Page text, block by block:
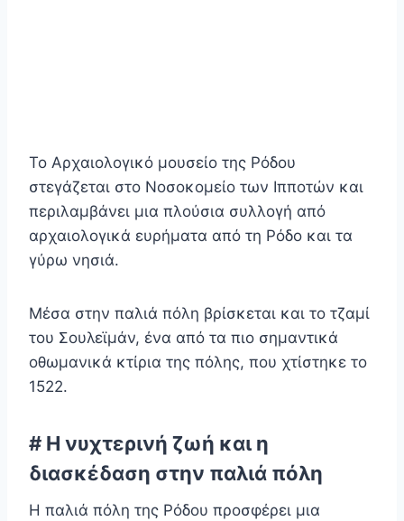
Το Αρχαιολογικό μουσείο της Ρόδου
στεγάζεται στο Νοσοκομείο των Ιπποτών και
περιλαμβάνει μια πλούσια συλλογή από
αρχαιολογικά ευρήματα από τη Ρόδο και τα
γύρω νησιά.
Μέσα στην παλιά πόλη βρίσκεται και το τζαμί
του Σουλεϊμάν, ένα από τα πιο σημαντικά
οθωμανικά κτίρια της πόλης, που χτίστηκε το
1522.
# Η νυχτερινή ζωή και η
διασκέδαση στην παλιά πόλη
Η παλιά πόλη της Ρόδου προσφέρει μια